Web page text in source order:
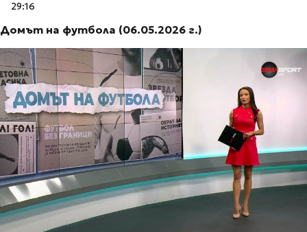
29:16
Домът на футбола (06.05.2026 г.)